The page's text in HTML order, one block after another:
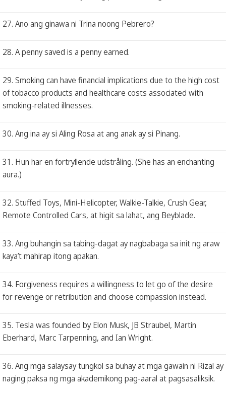
27. Ano ang ginawa ni Trina noong Pebrero?
28. A penny saved is a penny earned.
29. Smoking can have financial implications due to the high cost
of tobacco products and healthcare costs associated with
smoking-related illnesses.
30. Ang ina ay si Aling Rosa at ang anak ay si Pinang.
31. Hun har en fortryllende udstråling. (She has an enchanting
aura.)
32. Stuffed Toys, Mini-Helicopter, Walkie-Talkie, Crush Gear,
Remote Controlled Cars, at higit sa lahat, ang Beyblade.
33. Ang buhangin sa tabing-dagat ay nagbabaga sa init ng araw
kaya’t mahirap itong apakan.
34. Forgiveness requires a willingness to let go of the desire
for revenge or retribution and choose compassion instead.
35. Tesla was founded by Elon Musk, JB Straubel, Martin
Eberhard, Marc Tarpenning, and Ian Wright.
36. Ang mga salaysay tungkol sa buhay at mga gawain ni Rizal ay
naging paksa ng mga akademikong pag-aaral at pagsasaliksik.